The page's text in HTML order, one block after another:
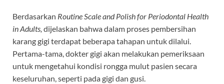
Berdasarkan Routine Scale and Polish for Periodontal Health
in Adults, dijelaskan bahwa dalam proses pembersihan
karang gigi terdapat beberapa tahapan untuk dilalui.
Pertama-tama, dokter gigi akan melakukan pemeriksaan
untuk mengetahui kondisi rongga mulut pasien secara
keseluruhan, seperti pada gigi dan gusi.